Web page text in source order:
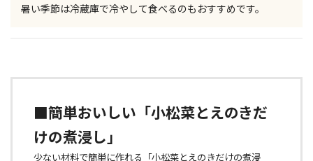
暑い季節は冷蔵庫で冷やして食べるのもおすすめです。
■簡単おいしい「小松菜とえのきだ
けの煮浸し」
少ない材料で簡単に作れる「小松菜とえのきだけの煮浸